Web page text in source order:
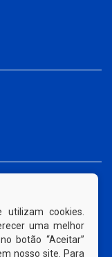
cookies.
uma melhor
botão “Aceitar”
nosso site. Para